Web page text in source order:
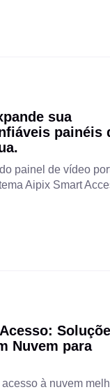
sua
painéis
painel de vídeo
Aipix Smart
Nuvem para
à nuvem